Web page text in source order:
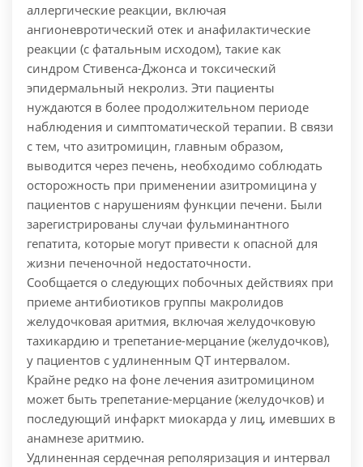
аллергические реакции, включая
ангионевротический отек и анафилактические
реакции (с фатальным исходом), такие как
синдром Стивенса-Джонса и токсический
эпидермальный некролиз. Эти пациенты
нуждаются в более продолжительном периоде
наблюдения и симптоматической терапии. В связи
с тем, что азитромицин, главным образом,
выводится через печень, необходимо соблюдать
осторожность при применении азитромицина у
пациентов с нарушениям функции печени. Были
зарегистрированы случаи фульминантного
гепатита, которые могут привести к опасной для
жизни печеночной недостаточности.
Сообщается о следующих побочных действиях при
приеме антибиотиков группы макролидов
желудочковая аритмия, включая желудочковую
тахикардию и трепетание-мерцание (желудочков),
у пациентов с удлиненным QT интервалом.
Крайне редко на фоне лечения азитромицином
может быть трепетание-мерцание (желудочков) и
последующий инфаркт миокарда у лиц, имевших в
анамнезе аритмию.
Удлиненная сердечная реполяризация и интервал